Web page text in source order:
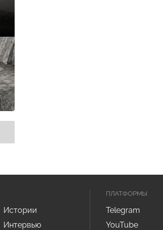
Истории
Интервью
ПЛАТФОРМЫ
Telegram
YouTube